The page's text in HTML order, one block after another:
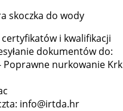
skoczka do wody
i kwalifikacji
dokumentów do:
- Poprawne nurkowanie Krk
info@irtda.hr